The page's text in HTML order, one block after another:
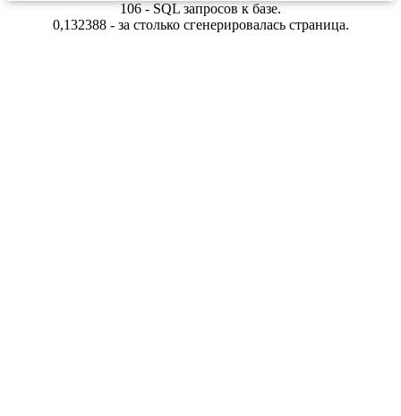
106 - SQL запросов к базе.
0,132388 - за столько сгенерировалась страница.